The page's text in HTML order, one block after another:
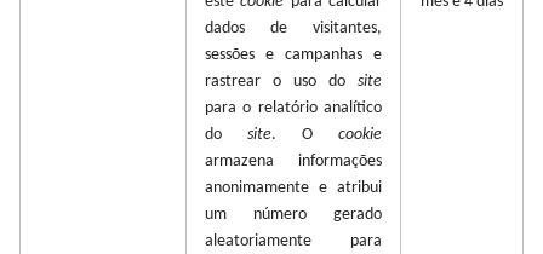
dados de visitantes,
sessões e campanhas e
rastrear o uso do site
para o relatório analítico
do site. O cookie
armazena informações
anonimamente e atribui
um número gerado
aleatoriamente para